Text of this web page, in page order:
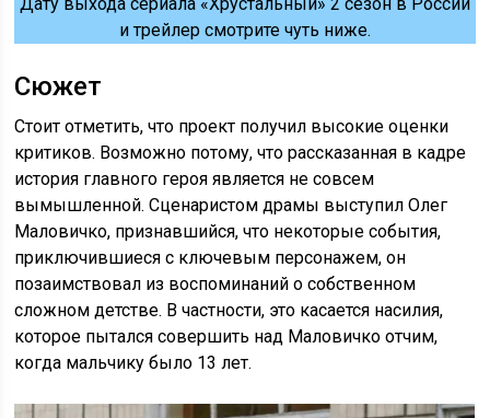
и трейлер смотрите чуть ниже.
Сюжет
Стоит отметить, что проект получил высокие оценки
критиков. Возможно потому, что рассказанная в кадре
история главного героя является не совсем
вымышленной. Сценаристом драмы выступил Олег
Маловичко, признавшийся, что некоторые события,
приключившиеся с ключевым персонажем, он
позаимствовал из воспоминаний о собственном
сложном детстве. В частности, это касается насилия,
которое пытался совершить над Маловичко отчим,
когда мальчику было 13 лет.